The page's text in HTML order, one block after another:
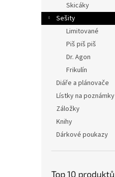
Skicáky
Sešity
Limitované
Piš piš piš
Dr. Agon
Frikulín
Diáře a plánovače
Lístky na poznámky
Záložky
Knihy
Dárkové poukazy
Top 10 produktů